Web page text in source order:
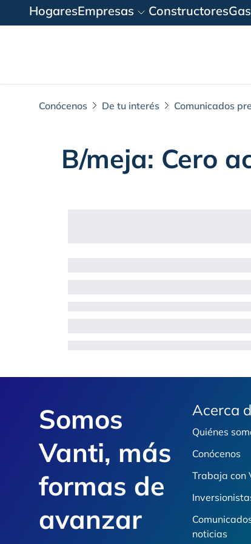
HogaresEmpresas Constructores
Conócenos De tu interés Comunicados
B/meja: Cero
Somos
Vanti, más
formas de
avanzar
Acerca
Quiénes
Conócenos
Trabaja con
noticias